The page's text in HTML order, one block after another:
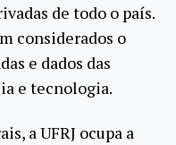
de todo o país.
considerados o
e dados das
e tecnologia.
a UFRJ ocupa a